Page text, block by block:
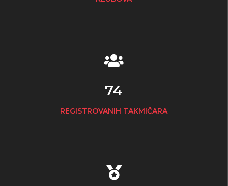
74
REGISTROVANIH TAKMIČARA